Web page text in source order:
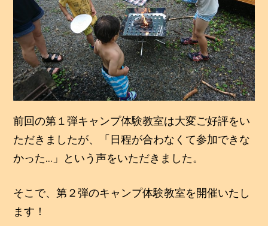
2
9
日
前回の第１弾キャンプ体験教室は大変ご好評をい
ただきましたが、「日程が合わなくて参加できな
かった…」という声をいただきました。
そこで、第２弾のキャンプ体験教室を開催いたし
ます！